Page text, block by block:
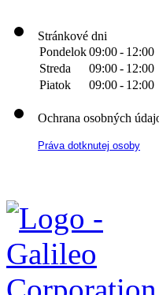
Stránkové dni
Pondelok09:00- 12:00
Streda
09:00- 12:00
Piatok
09:00- 12:00
Ochrana osobných
Práva dotknutej osoby